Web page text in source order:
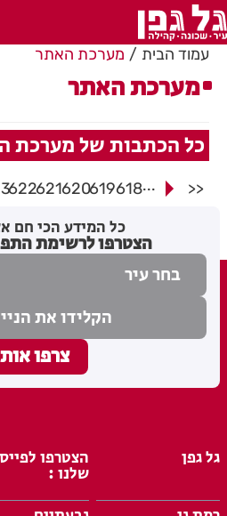
עמוד הבית מערכת האתר
מערכת האתר
כל הכתבות של מערכת
<<
...
618
619
620
621
622
כל המידע הכי חם
הצטרפו לרשימת
גל גפן הצטרפו
שלנו :